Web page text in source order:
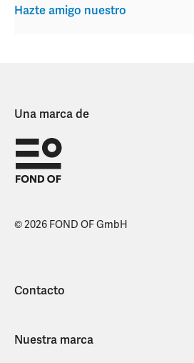
Hazte amigo nuestro
Una marca de
© 2026 FOND OF GmbH
Contacto
Nuestra marca